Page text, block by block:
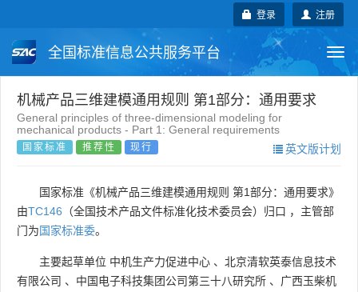
注册
登录
全国标准信息公共服务平台
国家标准 行业标准 地方标准
团体标准 企业标准 国际标准
机械产品三维建模通用规则 第1部分：通用要求
General principles of three-dimensional modeling for
mechanical products - Part 1: General requirements
国家标准 推荐性 现行 英文版计划
国家标准《机械产品三维建模通用规则 第1部分：通用要求》
由TC146 （全国技术产品文件标准化技术委员会）归口 ，主管部
门为国家标准委。
主要起草单位 中机生产力促进中心 、 北京清软英泰信息技术
有限公司 、 中国电子科技集团公司第三十八研究所 、 广西玉柴机